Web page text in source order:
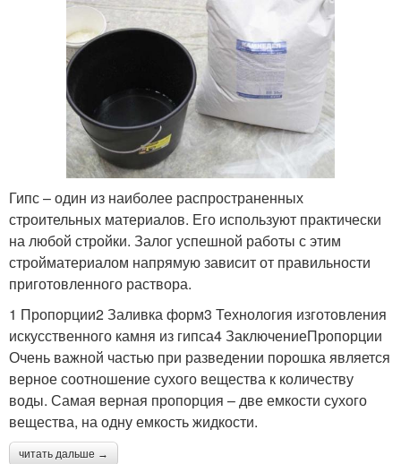
Гипс – один из наиболее распространенных
строительных материалов. Его используют практически
на любой стройки. Залог успешной работы с этим
стройматериалом напрямую зависит от правильности
приготовленного раствора.
1 Пропорции2 Заливка форм3 Технология изготовления
искусственного камня из гипса4 ЗаключениеПропорции
Очень важной частью при разведении порошка является
верное соотношение сухого вещества к количеству
воды. Самая верная пропорция – две емкости сухого
вещества, на одну емкость жидкости.
читать дальше →